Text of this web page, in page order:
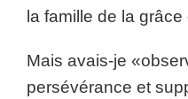
la famille de la grâce
Mais avais-je
persévérance et